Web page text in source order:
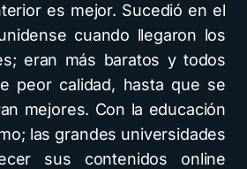
es mejor. Sucedió en el
cuando llegaron los
eran más baratos y todos
peor calidad, hasta que se
mejores. Con la educación
las grandes universidades
sus contenidos online